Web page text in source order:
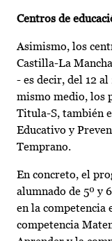
Centros de
Asimismo, los
Castilla-La
- es decir, del 12
mismo medio, los
Titula-S, también
Educativo y
Temprano.
En concreto, el
alumnado de 5º y
en la competencia
competencia